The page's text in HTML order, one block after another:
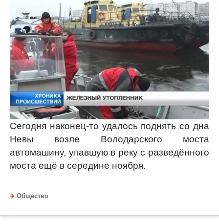
Сегодня наконец-то удалось поднять со дна
Невы возле Володарского моста
автомашину, упавшую в реку с разведённого
моста ещё в середине ноября.
Общество